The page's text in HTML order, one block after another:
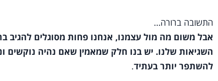
התשובה ברורה…
אבל משום מה מול עצמנו, אנחנו פחות מסוגלים להגיב
השגיאות שלנו. יש בנו חלק שמאמין שאם נהיה נוקשים
להשתפר יותר בעתיד.